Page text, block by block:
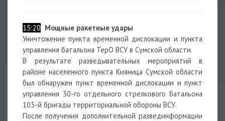
15:20 Мощные ракетные удары
Уничтожение пункта временной дислокации и пункта
управления батальона ТерО ВСУ в Сумской области.
В результате разведывательных мероприятий в
районе населенного пункта Кияница Сумской области
был обнаружен пункт временной дислокации и пункт
управления 30-го отдельного стрелкового батальона
103-й бригады территориальной обороны ВСУ.
После получения дополнительной развединформации